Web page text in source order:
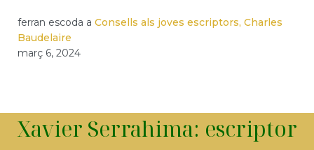
ferran escoda a Consells als joves escriptors, Charles
Baudelaire
març 6, 2024
Xavier Serrahima: escriptor